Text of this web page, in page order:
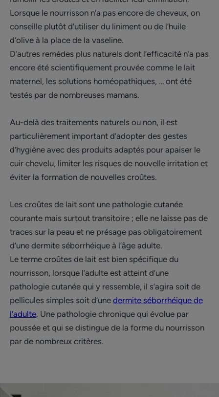
Lorsque le nourrisson n’a pas encore de cheveux, on
conseille plutôt d’utiliser du liniment ou de l’huile
d’olive à la place de la vaseline.
D’autres remèdes plus naturels dont l’efficacité n’a pas
encore été scientifiquement prouvée comme le lait
maternel, les solutions homéopathiques, … ont été
testés par de nombreuses mamans.
Au-delà des traitements naturels ou non, il est
particulièrement important d’adopter des gestes
d’hygiène avec des produits adaptés pour apaiser le
cuir chevelu, limiter les risques de nouvelle irritation et
éviter la formation de nouvelles croûtes.
Les croûtes de lait sont une pathologie cutanée
courante mais surtout transitoire ; elle ne laisse pas de
traces sur la peau et ne présage pas obligatoirement
d’une dermite séborrhéique à l’âge adulte.
Le terme croûtes de lait est bien spécifique du
nourrisson, lorsque l’adulte est atteint d’une
pathologie cutanée qui y ressemble, il s’agira soit de
pellicules simples soit d’une dermite séborrhéique de
l’adulte. Une pathologie chronique qui évolue par
poussée et qui se distingue de la forme du nourrisson
par de nombreux critères.